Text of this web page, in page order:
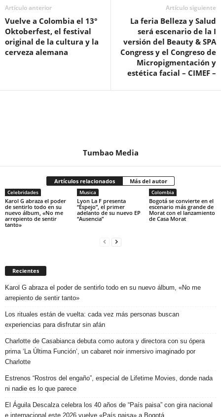
Artículo anterior
Vuelve a Colombia el 13°
Oktoberfest, el festival
original de la cultura y la
cerveza alemana
Artículo siguiente
La feria Belleza y Salud
será escenario de la I
versión del Beauty & SPA
Congress y el Congreso de
Micropigmentación y
estética facial – CIMEF –
Tumbao Media
Artículos relacionados Más del autor
Celebridades
Karol G abraza el poder
de sentirlo todo en su
nuevo álbum, «No me
arrepiento de sentir
tanto»
Musica
Lyon La F presenta
“Espejo”, el primer
adelanto de su nuevo EP
“Ausencia”
Colombia
Bogotá se convierte en el
escenario más grande de
Morat con el lanzamiento
de Casa Morat
Recientes
Karol G abraza el poder de sentirlo todo en su nuevo álbum, «No me
arrepiento de sentir tanto»
Los rituales están de vuelta: cada vez más personas buscan
experiencias para disfrutar sin afán
Charlotte de Casabianca debuta como autora y directora con su ópera
prima ‘La Última Función’, un cabaret noir inmersivo imaginado por
Charlotte
Estrenos “Rostros del engaño”, especial de Lifetime Movies, donde nada
ni nadie es lo que parece
El Águila Descalza celebra los 40 años de “País paisa” con gira nacional
e internacional este 2026 vuelve «País paisa» a Bogotá